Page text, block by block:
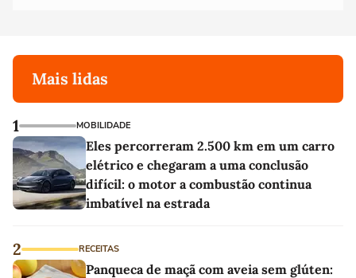
Mais lidas
1 MOBILIDADE
Eles percorreram 2.500 km em um carro
elétrico e chegaram a uma conclusão
difícil: o motor a combustão continua
imbatível na estrada
2 RECEITAS
Panqueca de maçã com aveia sem glúten: